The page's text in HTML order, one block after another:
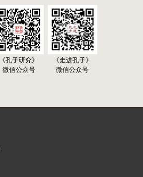
《孔子研究》
微信公众号
《走进孔子》
微信公众号